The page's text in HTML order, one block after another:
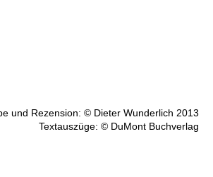
und Rezension: © Dieter Wunderlich 2013
Textauszüge: © DuMont Buchverlag